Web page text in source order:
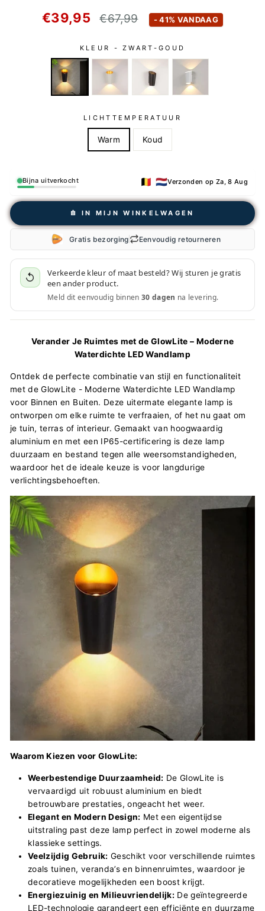
€39,95
Standaard
€67,99 - 41% VANDAAG
KLEUR -ZWART-GOUD
LICHTTEMPERATUUR
Warm Koud
Bijna uitverkocht 🇧🇪 🇳🇱Verzonden op Za, 8 Aug
𖠩 IN MIJN WINKELWAGEN
Gratis bezorging Eenvoudig retourneren
↺
Verkeerde kleur of maat besteld? Wij sturen je gratis
een ander product.
Meld dit eenvoudig binnen 30 dagen na levering.
Verander Je Ruimtes met de GlowLite – Moderne
Waterdichte LED Wandlamp
Ontdek de perfecte combinatie van stijl en functionaliteit
met de GlowLite - Moderne Waterdichte LED Wandlamp
voor Binnen en Buiten. Deze uitermate elegante lamp is
ontworpen om elke ruimte te verfraaien, of het nu gaat om
je tuin, terras of interieur. Gemaakt van hoogwaardig
aluminium en met een IP65-certificering is deze lamp
duurzaam en bestand tegen alle weersomstandigheden,
waardoor het de ideale keuze is voor langdurige
verlichtingsbehoeften.
Waarom Kiezen voor GlowLite:
Weerbestendige Duurzaamheid: De GlowLite is
vervaardigd uit robuust aluminium en biedt
betrouwbare prestaties, ongeacht het weer.
Elegant en Modern Design: Met een eigentijdse
uitstraling past deze lamp perfect in zowel moderne als
klassieke settings.
Veelzijdig Gebruik: Geschikt voor verschillende ruimtes
zoals tuinen, veranda’s en binnenruimtes, waardoor je
decoratieve mogelijkheden een boost krijgt.
Energiezuinig en Milieuvriendelijk: De geïntegreerde
LED-technologie garandeert een efficiënte en duurzame